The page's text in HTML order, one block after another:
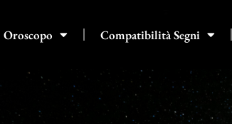
Oroscopo Compatibilità Segni